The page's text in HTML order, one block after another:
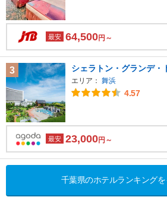
最安 64,500円～
3 シェラトン・グランデ・
エリア： 舞浜
4.57
最安 23,000円～
千葉県のホテルランキング